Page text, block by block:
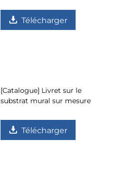
Télécharger
[Catalogue] Livret sur le
substrat mural sur mesure
Télécharger